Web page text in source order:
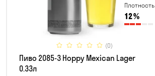
Плотность
12%
(0)
Пиво 2085-3 Hoppy Mexican Lager
0.33л